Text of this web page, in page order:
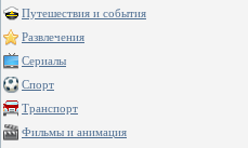
Путешествия и события
Развлечения
Сериалы
Спорт
Транспорт
Фильмы и анимация